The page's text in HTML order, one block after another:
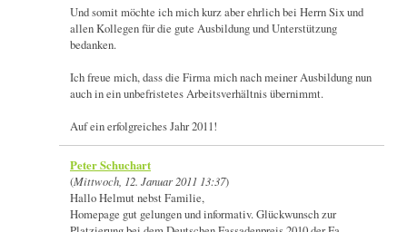
Und somit möchte ich mich kurz aber ehrlich bei Herrn Six und
allen Kollegen für die gute Ausbildung und Unterstützung
bedanken.
Ich freue mich, dass die Firma mich nach meiner Ausbildung nun
auch in ein unbefristetes Arbeitsverhältnis übernimmt.
Auf ein erfolgreiches Jahr 2011!
Peter Schuchart
(Mittwoch, 12. Januar 2011 13:37)
Hallo Helmut nebst Familie,
Homepage gut gelungen und informativ. Glückwunsch zur